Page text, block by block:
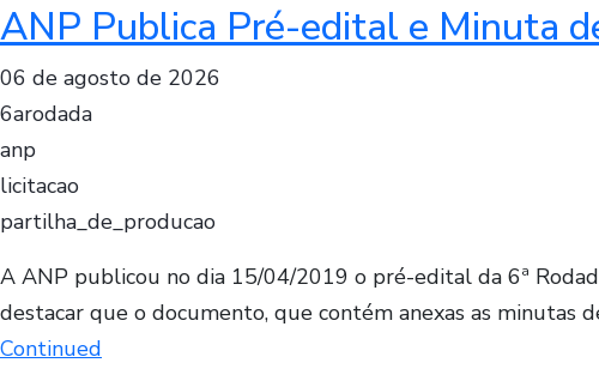
ANP Publica Pré-edital e Minuta
06 de agosto de 2026
6arodada
anp
licitacao
partilha_de_producao
A ANP publicou no dia 15/04/2019 o pré-edital da 6ª
destacar que o documento, que contém anexas as minutas
Continued